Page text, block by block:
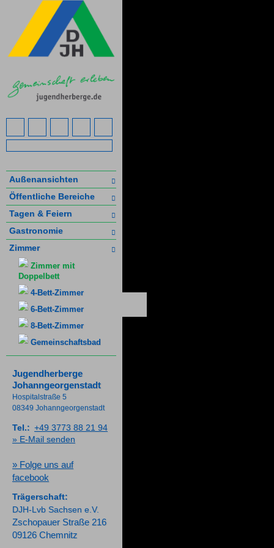
Außenansichten
Öffentliche Bereiche
Tagen & Feiern
Gastronomie
Zimmer
Zimmer mit
Doppelbett
4-Bett-Zimmer
6-Bett-Zimmer
8-Bett-Zimmer
Gemeinschaftsbad
Jugendherberge
Johanngeorgenstadt
Hospitalstraße 5
08349 Johanngeorgenstadt
Tel.: +49 3773 88 21 94
» E-Mail senden
» Folge uns auf
facebook
Trägerschaft:
DJH-Lvb Sachsen e.V.
Zschopauer Straße 216
09126 Chemnitz